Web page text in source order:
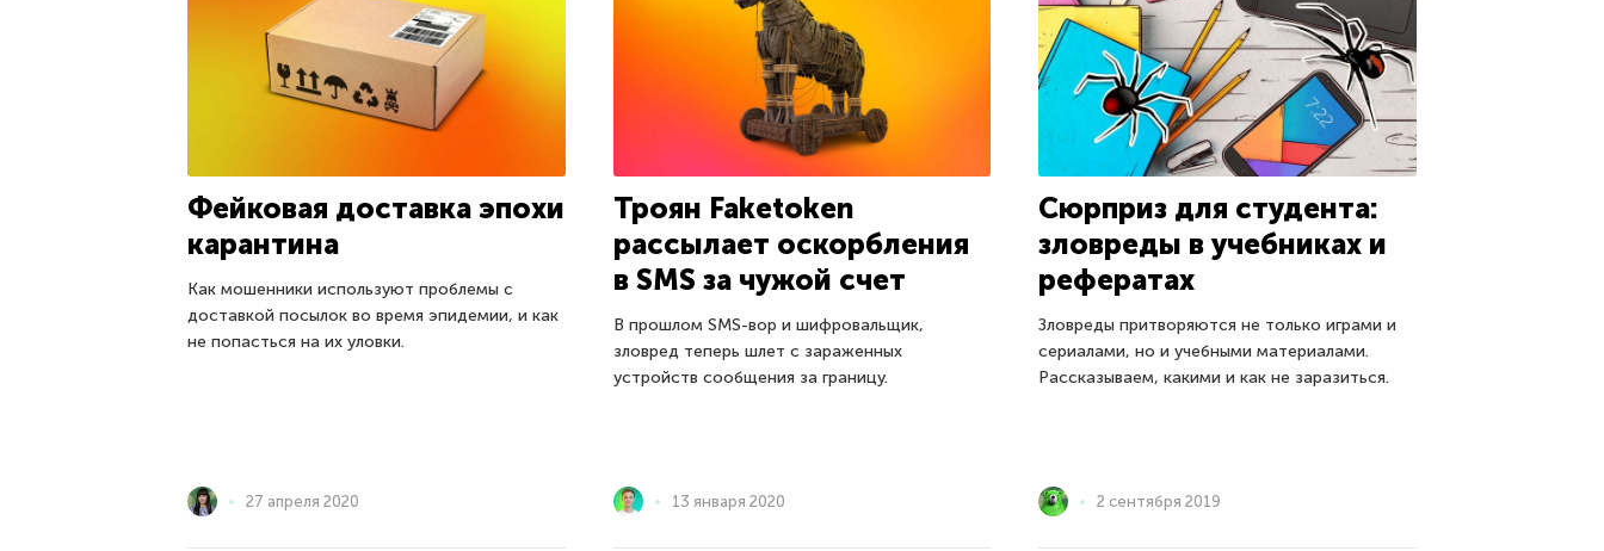
Фейковая доставка эпохи
карантина
Как мошенники используют проблемы с
доставкой посылок во время эпидемии, и как
не попасться на их уловки.
27 апреля 2020
Троян Faketoken
рассылает оскорбления
в SMS за чужой счет
В прошлом SMS-вор и шифровальщик,
зловред теперь шлет с зараженных
устройств сообщения за границу.
13 января 2020
Сюрприз для студента:
зловреды в учебниках и
рефератах
Зловреды притворяются не только играми и
сериалами, но и учебными материалами.
Рассказываем, какими и как не заразиться.
2 сентября 2019